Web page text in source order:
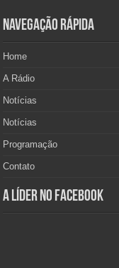
Navegação Rápida
Home
A Rádio
Notícias
Notícias
Programação
Contato
A Líder no Facebook